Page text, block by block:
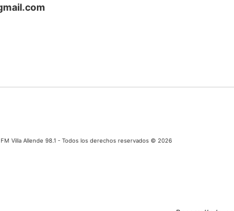
FM Villa Allende 98.1 - Todos los derechos reservados © 2026